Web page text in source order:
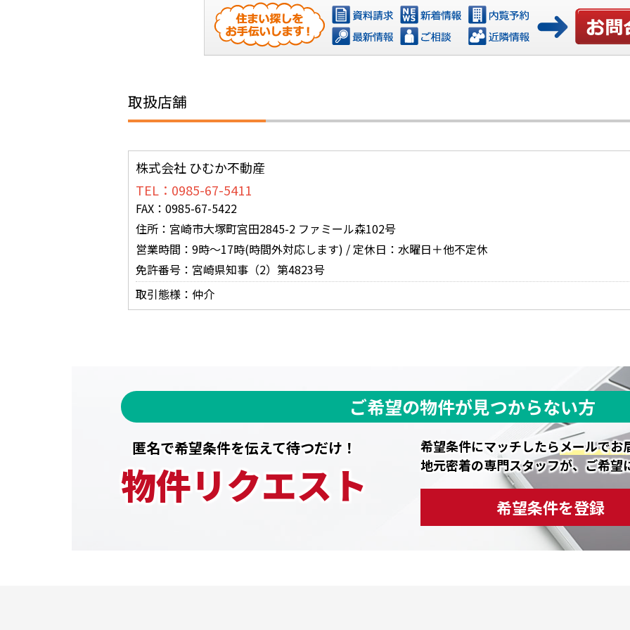
お問い合
取扱店舗
株式会社 ひむか不動産
TEL：0985-67-5411
FAX：0985-67-5422
住所：宮崎市大塚町宮田2845-2 ファミール森102号
営業時間：9時～17時(時間外対応します) / 定休日：水曜日＋他不定休
免許番号：宮崎県知事（2）第4823号
取引態様：仲介
ご希望の物件が見つからない方
匿名で希望条件を伝えて待つだけ！
物件リクエスト
希望条件にマッチしたらメールでお
地元密着の専門スタッフが、ご希
希望条件を登録